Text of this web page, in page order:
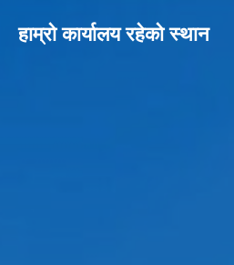
हाम्रो कार्यालय रहेको स्थान